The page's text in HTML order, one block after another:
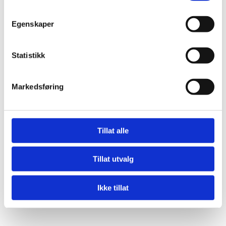
Egenskaper
Statistikk
Markedsføring
Tillat alle
Tillat utvalg
Ikke tillat